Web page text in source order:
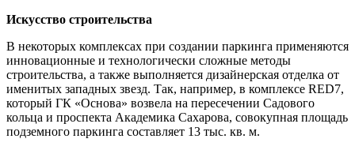
Искусство строительства
В некоторых комплексах при создании паркинга применяются
инновационные и технологически сложные методы
строительства, а также выполняется дизайнерская отделка от
именитых западных звезд. Так, например, в комплексе RED7,
который ГК «Основа» возвела на пересечении Садового
кольца и проспекта Академика Сахарова, совокупная площадь
подземного паркинга составляет 13 тыс. кв. м.